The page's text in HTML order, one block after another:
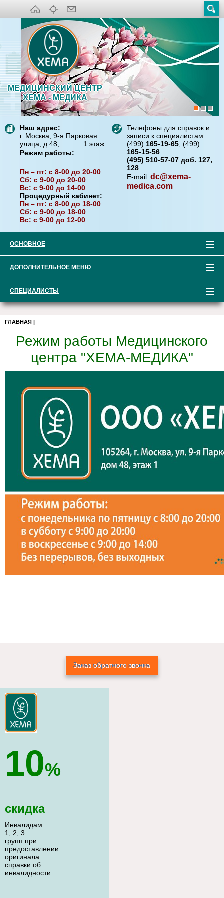
МЕДИЦИНСКИЙ ЦЕНТР
ХЕМА - МЕДИКА
Наш адрес:
г. Москва, 9-я Парковая
улица, д.48, 1 этаж
Режим работы:
Пн – пт: с 8-00 до 20-00
Сб: с 9-00 до 20-00
Вс: с 9-00 до 14-00
Процедурный кабинет:
Пн – пт: с 8-00 до 18-00
Сб: с 9-00 до 18-00
Вс: с 9-00 до 12-00
Телефоны для справок и
записи к специалистам:
(499) 165-19-65 , (499)
165-15-56
(495) 510-57-07 доб. 127,
128
E-mail: dc@xema-
medica.com
ОСНОВНОЕ
ДОПОЛНИТЕЛЬНОЕ МЕНЮ
СПЕЦИАЛИСТЫ
ГЛАВНАЯ |
Режим работы Медицинского
центра "ХЕМА-МЕДИКА"
Заказ обратного звонка
10%
скидка
Инвалидам
1, 2, 3
групп при
предоставлении
оригинала
справки об
инвалидности